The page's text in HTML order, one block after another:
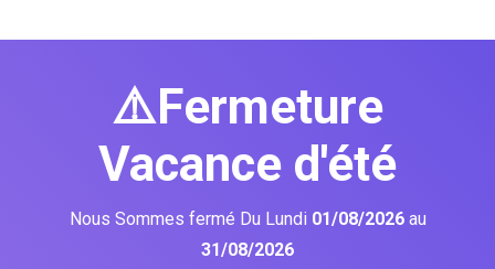
⚠️Fermeture
Vacance d'été
Nous Sommes fermé Du Lundi 01/08/2026 au
31/08/2026